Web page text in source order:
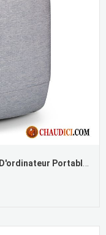
Sac A Dos Mode Femme Étanche Sac D'ordinateur Portable Antivol Sac À Dos